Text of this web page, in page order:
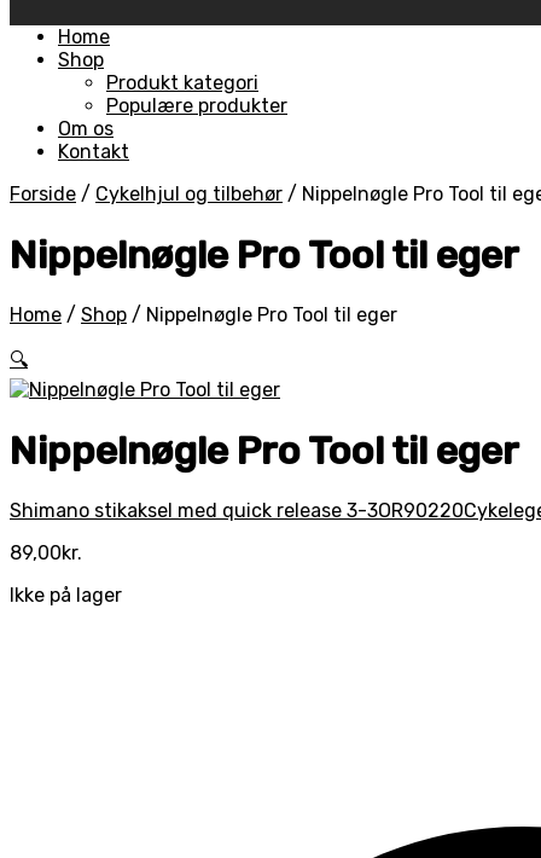
Skip
Home
Shop
Produkt kategori
Populære produkter
Om os
Kontakt
Forside / Cykelhjul og tilbehør / Nippelnøgle Pro Tool til
Nippelnøgle Pro Tool til eger
Home / Shop / Nippelnøgle Pro Tool til eger
🔍
Nippelnøgle Pro Tool til eger
Shimano stikaksel med quick release 3-3OR90220
89,00kr.
Ikke på lager